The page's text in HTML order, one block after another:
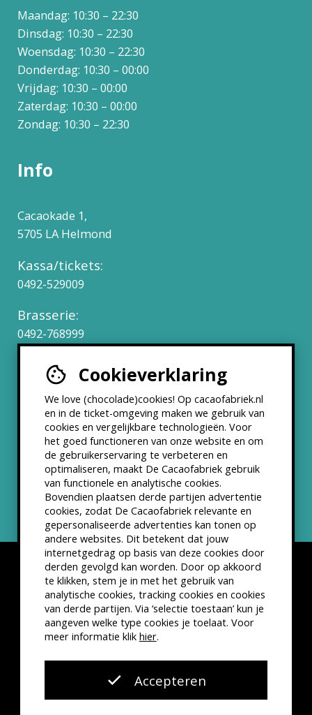
Cookieverklaring
We love (chocolade)cookies! Op cacaofabriek.nl
en in de ticket-omgeving maken we gebruik van
cookies en vergelijkbare technologieën. Voor
het goed functioneren van onze website en om
de gebruikerservaring te verbeteren en
optimaliseren, maakt De Cacaofabriek gebruik
van functionele en analytische cookies.
Bovendien plaatsen derde partijen advertentie
cookies, zodat De Cacaofabriek relevante en
gepersonaliseerde advertenties kan tonen op
andere websites. Dit betekent dat jouw
internetgedrag op basis van deze cookies door
derden gevolgd kan worden. Door op akkoord
te klikken, stem je in met het gebruik van
analytische cookies, tracking cookies en cookies
van derde partijen. Via ‘selectie toestaan’ kun je
aangeven welke type cookies je toelaat. Voor
meer informatie klik hier.
Accepteren
Maandag: 10:30 – 22:30
Dinsdag: 10:30 – 22:30
Woensdag: 10:30 – 22:30
Donderdag: 10:30 – 00:00
Vrijdag: 10:30 – 00:00
Zaterdag: 10:30 – 00:00
Zondag: 10:30 – 22:30
Info
Cacaokade 1,
5705 LA Helmond
Kassa/tickets:
0492-529009
Brasserie:
0492-768999
Werken bij
Partners & Samenwerkingen
ANBI status
Nieuwsbrief
Disclaimer Privacyverklaring
Kleine lettertjes
VSCD Bezoekersvoorwaarden
Website doorThe Cre8ion.Lab